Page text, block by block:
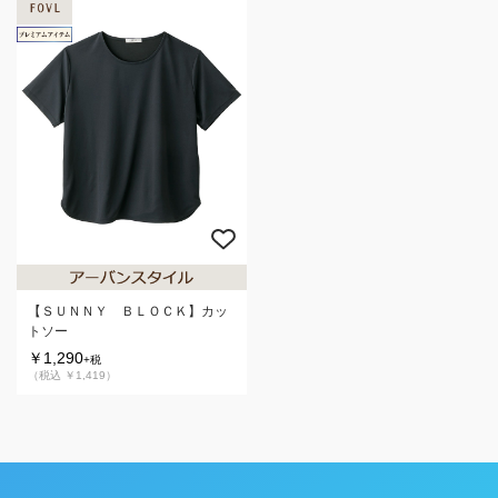
【ＳＵＮＮＹ ＢＬＯＣＫ】カッ
トソー
￥1,290+税
（税込 ￥1,419）